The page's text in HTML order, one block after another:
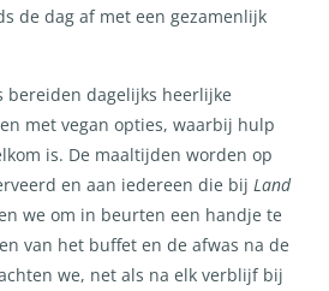
de dag af met een gezamenlijk
bereiden dagelijks heerlijke
met vegan opties, waarbij hulp
is. De maaltijden worden op
en aan iedereen die bij Land
we om in beurten een handje te
van het buffet en de afwas na de
we, net als na elk verblijf bij